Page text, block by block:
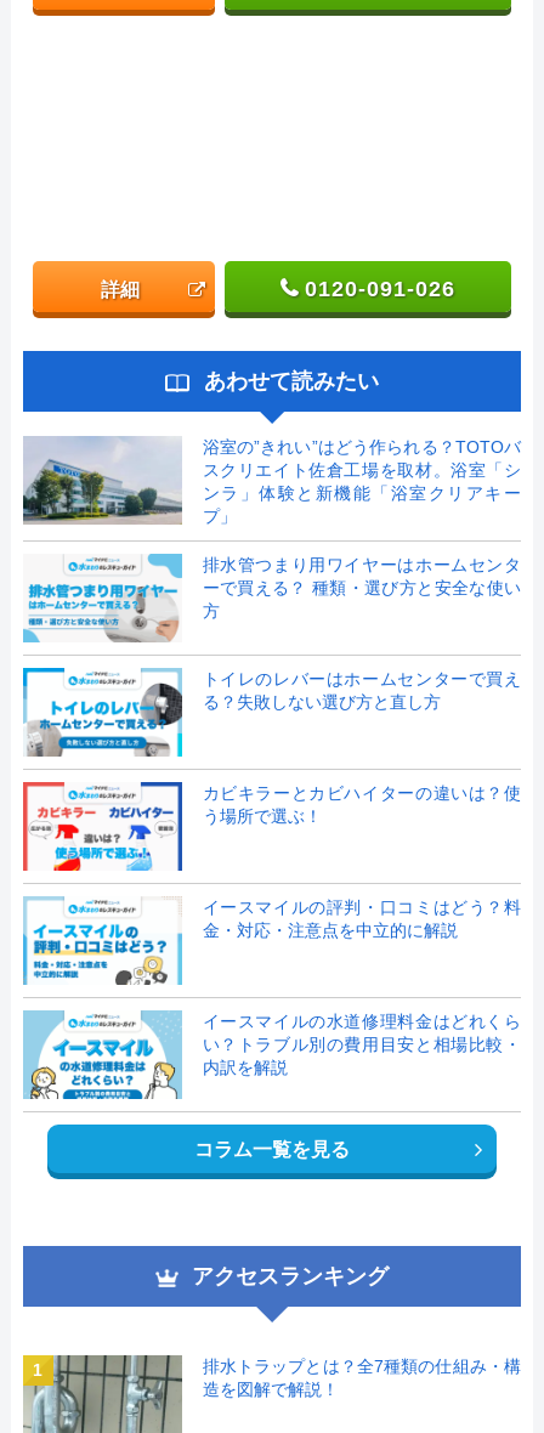
詳細 0120-091-026
あわせて読みたい
浴室の”きれい”はどう作られる？TOTOバ
スクリエイト佐倉工場を取材。浴室「シ
ンラ」体験と新機能「浴室クリアキー
プ」
排水管つまり用ワイヤーはホームセンタ
ーで買える？ 種類・選び方と安全な使い
方
トイレのレバーはホームセンターで買え
る？失敗しない選び方と直し方
カビキラーとカビハイターの違いは？使
う場所で選ぶ！
イースマイルの評判・口コミはどう？料
金・対応・注意点を中立的に解説
イースマイルの水道修理料金はどれくら
い？トラブル別の費用目安と相場比較・
内訳を解説
コラム一覧を見る
アクセスランキング
1
排水トラップとは？全7種類の仕組み・構
造を図解で解説！